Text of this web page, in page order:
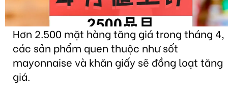
Hơn 2.500 mặt hàng tăng giá trong tháng 4,
các sản phẩm quen thuộc như sốt
mayonnaise và khăn giấy sẽ đồng loạt tăng
giá.